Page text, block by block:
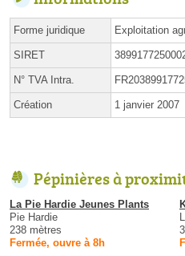
Forme juridique Exploitation
SIRET
N° TVA Intra.
Création 1 janvier 2007
Pépinières à
La Pie Hardie Jeunes Plants
Pie Hardie
238 mètres
Fermée, ouvre à 8h